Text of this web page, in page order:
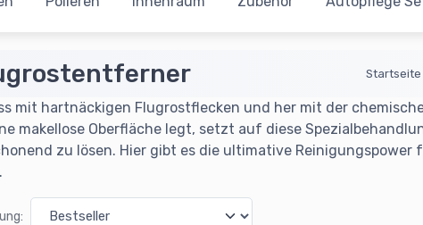
Startseite
mit hartnäckigen Flugrostflecken und her mit der
makellose Oberfläche legt, setzt auf diese
zu lösen. Hier gibt es die ultimative